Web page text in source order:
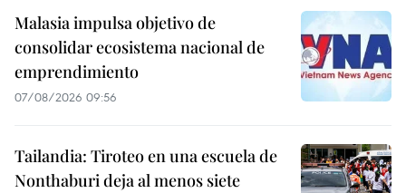
Malasia impulsa objetivo de
consolidar ecosistema nacional de
emprendimiento
07/08/2026 09:56
Tailandia: Tiroteo en una escuela de
Nonthaburi deja al menos siete